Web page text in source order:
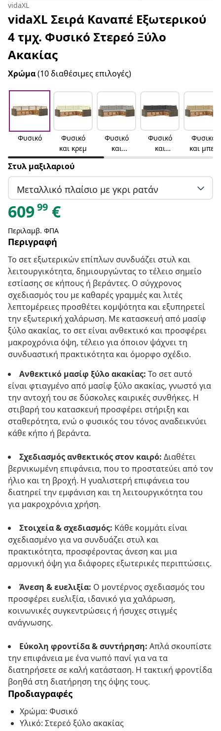
vidaXL
vidaXL Σειρά Καναπέ Εξωτερικού
4 τμχ. Φυσικό Στερεό Ξύλο
Ακακίας
Χρώμα(10 διαθέσιμες επιλογές)
Φυσικό
Φυσικό
και κρεμ
Φυσικό
και
ανοιχτό
Φυσικό
και
ανθρακί
Φυσικό
και μπεζ
Στυλ μαξιλαριού
Μεταλλικό πλαίσιο με γκρι ρατάν
60999 €
Περιλαμβ. ΦΠΑ
Περιγραφή
Το σετ εξωτερικών επίπλων συνδυάζει στυλ και
λειτουργικότητα, δημιουργώντας το τέλειο σημείο
εστίασης σε κήπους ή βεράντες. Ο σύγχρονος
σχεδιασμός του με καθαρές γραμμές και λιτές
λεπτομέρειες προσθέτει κομψότητα και εξυπηρετεί
την εξωτερική χαλάρωση. Με κατασκευή από μασίφ
ξύλο ακακίας, το σετ είναι ανθεκτικό και προσφέρει
μακροχρόνια όψη, τέλειο για όποιον ψάχνει τη
συνδυαστική πρακτικότητα και όμορφο σχέδιο.
Ανθεκτικό μασίφ ξύλο ακακίας: Το σετ αυτό
είναι φτιαγμένο από μασίφ ξύλο ακακίας, γνωστό για
την αντοχή του σε δύσκολες καιρικές συνθήκες. Η
στιβαρή του κατασκευή προσφέρει στήριξη και
σταθερότητα, ενώ ο φυσικός του τόνος αναδεικνύει
κάθε κήπο ή βεράντα.
Σχεδιασμός ανθεκτικός στον καιρό: Διαθέτει
βερνικωμένη επιφάνεια, που το προστατεύει από τον
ήλιο και τη βροχή. Η γυαλιστερή επιφάνεια του
διατηρεί την εμφάνιση και τη λειτουργικότητα του
για μακροχρόνια χρήση.
Στοιχεία & σχεδιασμός: Κάθε κομμάτι είναι
σχεδιασμένο για να συνδυάζει στυλ και
πρακτικότητα, προσφέροντας άνεση και μια
αρμονική όψη για διάφορες εξωτερικές περιπτώσεις.
Άνεση & ευελιξία: Ο μοντέρνος σχεδιασμός του
προσφέρει ευελιξία, ιδανικό για χαλάρωση,
κοινωνικές συγκεντρώσεις ή ήσυχες στιγμές
ανάγνωσης.
Εύκολη φροντίδα & συντήρηση: Απλά σκουπίστε
την επιφάνεια με ένα νωπό πανί για να τα
διατηρήσετε σε καλή κατάσταση. Η τακτική φροντίδα
βοηθά στη διατήρηση της όψης τους.
Προδιαγραφές
Χρώμα: Φυσικό
Υλικό: Στερεό ξύλο ακακίας